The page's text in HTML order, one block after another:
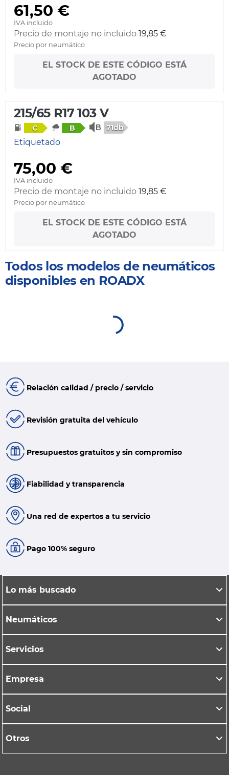
61,50 €
IVA incluido
Precio de montaje no incluido 19,85 €
Precio por neumático
EL STOCK DE ESTE CÓDIGO ESTÁ
AGOTADO
215/65 R17 103 V
C B 71db
Etiquetado
75,00 €
IVA incluido
Precio de montaje no incluido 19,85 €
Precio por neumático
EL STOCK DE ESTE CÓDIGO ESTÁ
AGOTADO
Todos los modelos de neumáticos
disponibles en ROADX
Relación calidad / precio / servicio
Revisión gratuita del vehículo
Presupuestos gratuitos y sin compromiso
Fiabilidad y transparencia
Una red de expertos a tu servicio
Pago 100% seguro
Lo más buscado
Neumáticos
Servicios
Empresa
Social
Otros